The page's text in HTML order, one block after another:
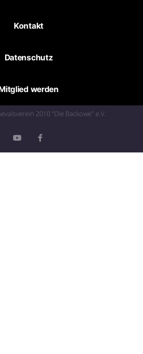
Kontakt
Datenschutz
werden
2010 "Die Backowe" e.V.